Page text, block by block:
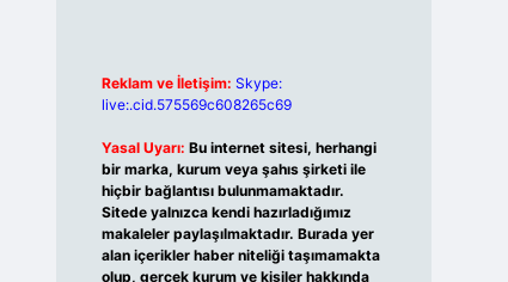
Reklam ve İletişim: Skype:
live:.cid.575569c608265c69
Yasal Uyarı: Bu internet sitesi, herhangi
bir marka, kurum veya şahıs şirketi ile
hiçbir bağlantısı bulunmamaktadır.
Sitede yalnızca kendi hazırladığımız
makaleler paylaşılmaktadır. Burada yer
alan içerikler haber niteliği taşımamakta
olup, gerçek kurum ve kişiler hakkında